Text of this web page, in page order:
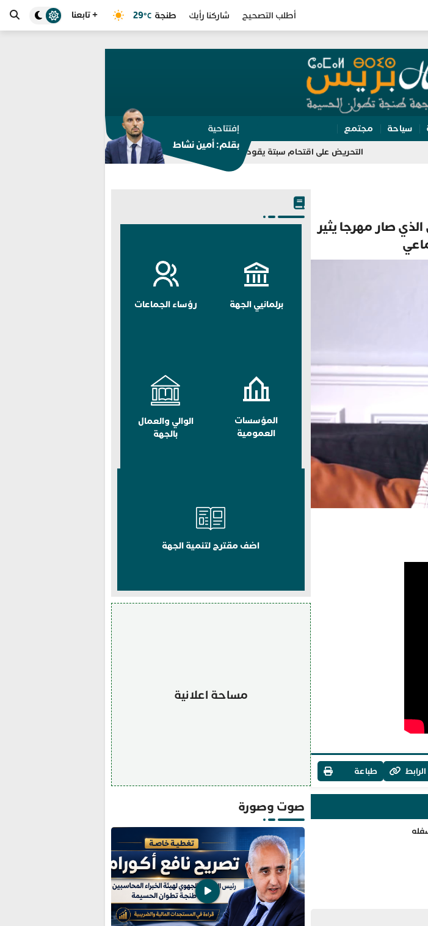
أطلب التصحيح شاركنا رأيك طنجة 29 °C + تابعنا
سياحة مجتمع
التحريض على اقتحام سبتة يقود مسيري مجموعة “واتساب” للتوقيف بالفنيدق وتطوان
إفتتاحية
بقلم: أمين نشاط
صار مهرجا يثير
طباعة
برلمانيي الجهة رؤساء الجماعات
المؤسسات
العمومية
الوالي والعمال
بالجهة
اضف مقترح لتنمية الجهة
مساحة اعلانية
صوت وصورة